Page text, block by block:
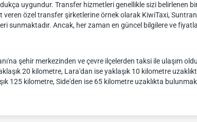
uygundur. Transfer hizmetleri genellikle sizi belirlenen
veren özel transfer şirketlerine örnek olarak KiwiTaxi,
sunmaktadır. Ancak, her zaman en güncel bilgilere ve
şehir merkezinden ve çevre ilçelerden taksi ile ulaşım
20 kilometre, Lara'dan ise yaklaşık 10 kilometre
125 kilometre, Side'den ise 65 kilometre uzaklıkta